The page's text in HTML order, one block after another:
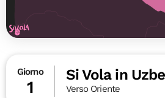
Giorno
1
Si Vola in
Verso Oriente